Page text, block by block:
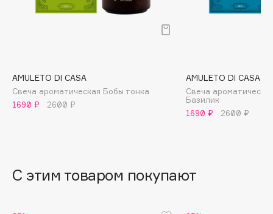
Banderas
Basicare
Beautyblades
НОВИНКА
AMULETO DI CASA
Свеча ароматическая Бобы тонка
1690 ₽
2600 ₽
AMULETO DI CASA
Свеча
Базилик
1690 ₽
2600 ₽
С этим товаром покупают